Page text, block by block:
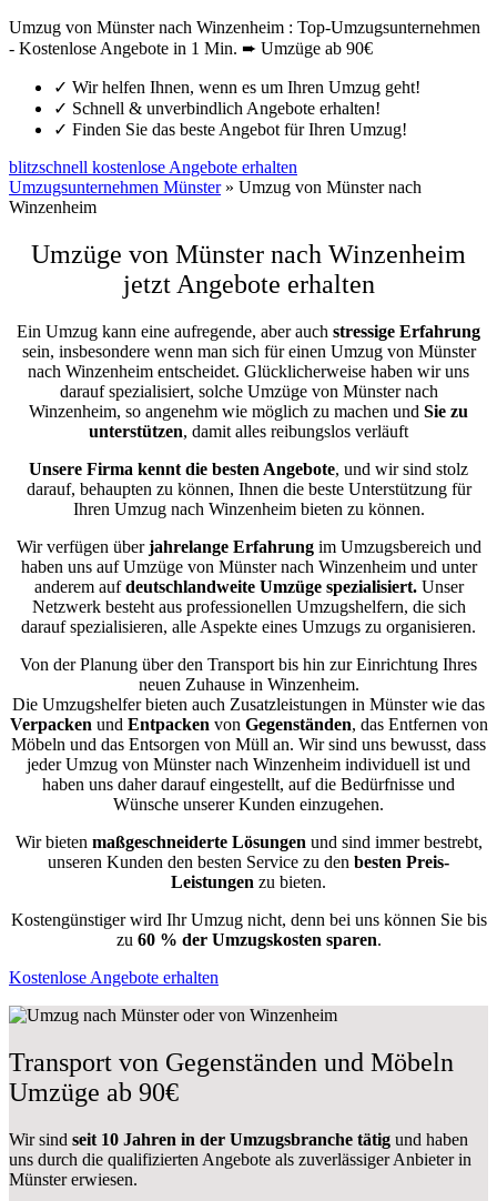
Umzug von Münster nach Winzenheim : Top-Umzugsunternehmen
- Kostenlose Angebote in 1 Min. ➨ Umzüge ab 90€
✓ Wir helfen Ihnen, wenn es um Ihren Umzug geht!
✓ Schnell & unverbindlich Angebote erhalten!
✓ Finden Sie das beste Angebot für Ihren Umzug!
blitzschnell kostenlose Angebote erhalten
Umzugsunternehmen Münster» Umzug von Münster nach
Winzenheim
Umzüge von Münster nach Winzenheim
jetzt Angebote erhalten
Ein Umzug kann eine aufregende, aber auch stressige Erfahrung
sein, insbesondere wenn man sich für einen Umzug von Münster
nach Winzenheim entscheidet. Glücklicherweise haben wir uns
darauf spezialisiert, solche Umzüge von Münster nach
Winzenheim, so angenehm wie möglich zu machen und Sie zu
unterstützen, damit alles reibungslos verläuft
Unsere Firma kennt die besten Angebote, und wir sind stolz
darauf, behaupten zu können, Ihnen die beste Unterstützung für
Ihren Umzug nach Winzenheim bieten zu können.
Wir verfügen überjahrelange Erfahrungim Umzugsbereich und
haben uns auf Umzüge von Münster nach Winzenheim und unter
anderem aufdeutschlandweite Umzüge spezialisiert.Unser
Netzwerk besteht aus professionellen Umzugshelfern, die sich
darauf spezialisieren, alle Aspekte eines Umzugs zu organisieren.
Von der Planung über den Transport bis hin zur Einrichtung Ihres
neuen Zuhause in Winzenheim.
Die Umzugshelfer bieten auch Zusatzleistungen in Münster wie das
Verpacken und Entpacken von Gegenständen, das Entfernen von
Möbeln und das Entsorgen von Müll an. Wir sind uns bewusst, dass
jeder Umzug von Münster nach Winzenheim individuell ist und
haben uns daher darauf eingestellt, auf die Bedürfnisse und
Wünsche unserer Kunden einzugehen.
Wir bieten maßgeschneiderte Lösungen und sind immer bestrebt,
unseren Kunden den besten Service zu den besten Preis-
Leistungen zu bieten.
Kostengünstiger wird Ihr Umzug nicht, denn bei uns können Sie bis
zu 60 % der Umzugskosten sparen.
Kostenlose Angebote erhalten
Transport von Gegenständen und Möbeln
Umzüge ab 90€
Wir sind seit 10 Jahren in der Umzugsbranche tätig und haben
uns durch die qualifizierten Angebote als zuverlässiger Anbieter in
Münster erwiesen.